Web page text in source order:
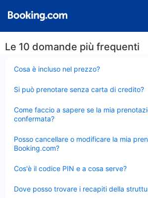
Le 10 domande più frequenti
Cosa è incluso nel prezzo?
chiuso
Si può prenotare senza carta di credito?
chiuso
Come faccio a sapere se la mia
confermata?
chiuso
Posso cancellare o modificare la mia
Booking.com?
chiuso
Cos'è il codice PIN e a cosa serve?
chiuso
Dove posso trovare i recapiti della
chiuso